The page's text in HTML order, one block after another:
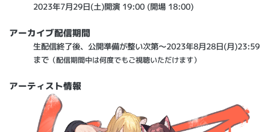
2023年7月29日(土)開演 19:00 (開場 18:00)
アーカイブ配信期間
生配信終了後、公開準備が整い次第～2023年8月28日(月)23:59
まで （配信期間中は何度でもご視聴いただけます）
アーティスト情報